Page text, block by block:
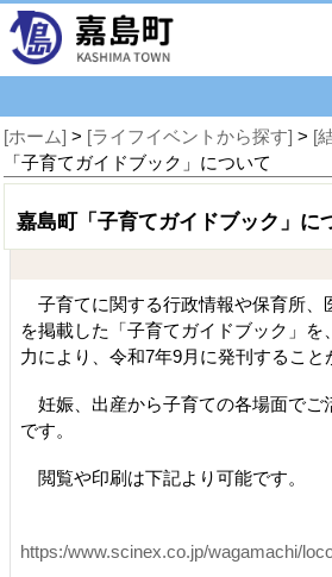
[ホーム] > [ライフイベントから探す] > [
「子育てガイドブック」について
嘉島町「子育てガイドブック」に
子育てに関する行政情報や保育所、
を掲載した「子育てガイドブック」を
力により、令和7年9月に発刊すること
妊娠、出産から子育ての各場面でご
です。
閲覧や印刷は下記より可能です。
https:/www.scinex.co.jp/wagamachi/